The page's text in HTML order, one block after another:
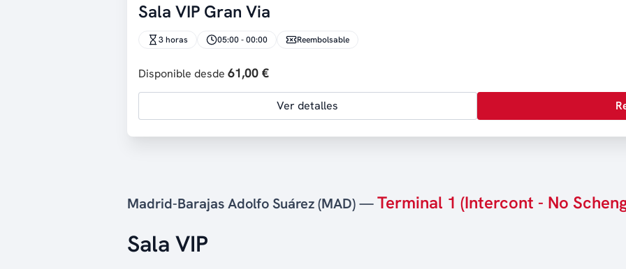
Sala VIP Gran Via
3 horas 05:00 - 00:00 Reembolsable
Disponible desde 61,00 €
Ver detalles
Madrid-Barajas Adolfo Suárez (MAD) —Terminal 1 (Intercont - No
Sala VIP